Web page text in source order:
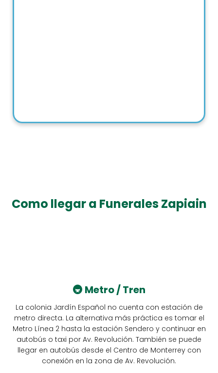
Como llegar a Funerales Zapiain
🚇 Metro / Tren
La colonia Jardín Español no cuenta con estación de
metro directa. La alternativa más práctica es tomar el
Metro Línea 2 hasta la estación Sendero y continuar en
autobús o taxi por Av. Revolución. También se puede
llegar en autobús desde el Centro de Monterrey con
conexión en la zona de Av. Revolución.